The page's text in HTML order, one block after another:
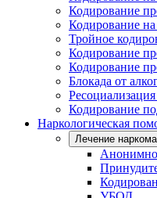
Кодирование
Кодирование на
Тройное
Кодирование
Кодирование
Блокада от
Кодирование
Наркологическая
Лечение